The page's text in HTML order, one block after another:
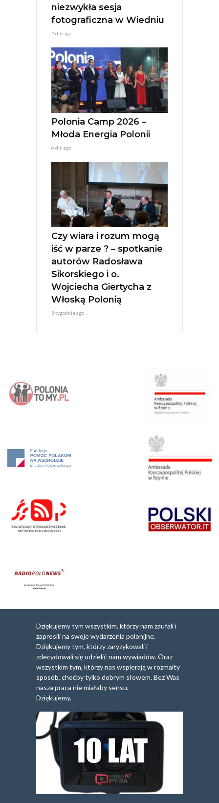
niezwykła sesja
fotograficzna w Wiedniu
2 dni ago
Polonia Camp 2026 –
Młoda Energia Polonii
6 dni ago
Czy wiara i rozum mogą
iść w parze ? – spotkanie
autorów Radosława
Sikorskiego i o.
Wojciecha Giertycha z
Włoską Polonią
3 tygodnie ago
Dziękujemy tym wszystkim, którzy nam zaufali i
zaprosili na swoje wydarzenia polonijne.
Dziękujemy tym, którzy zaryzykowali i
zdecydowali się udzielić nam wywiadów. Oraz
wszystkim tym, którzy nas wspierają w rozmaity
sposób, choćby tylko dobrym słowem. Bez Was
nasza praca nie miałaby sensu.
Dziękujemy.